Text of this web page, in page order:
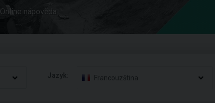
Online nápověda
Jazyk: Francouzština